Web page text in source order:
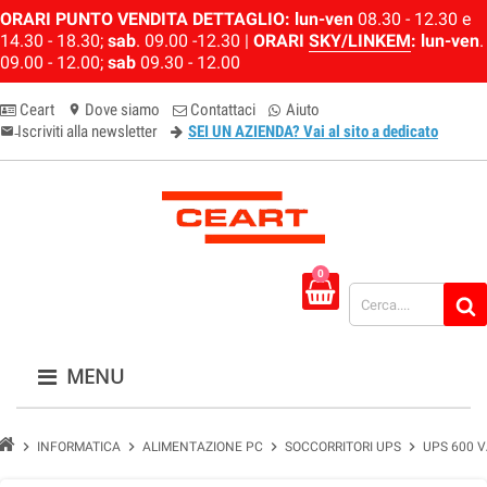
ORARI PUNTO VENDITA DETTAGLIO: lun-ven 08.30 - 12.30 e
14.30 - 18.30; sab. 09.00 -12.30 | ORARI SKY/LINKEM: lun-ven.
09.00 - 12.00; sab 09.30 - 12.00
Ceart location_on Dove siamo Contattaci Aiuto
email-newsletter
Iscriviti alla newsletter SEI UN AZIENDA? Vai al sito a dedicato
0
MENU
chevron_right INFORMATICA chevron_right ALIMENTAZIONE PC chevron_right SOCCORRITORI UPS chevron_right UPS 600